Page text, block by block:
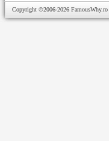
Copyright ©2006-2026 FamousWhy.ro